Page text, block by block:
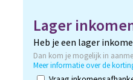
Lager
Heb je een lager
Dan kom je mogelijk in
Meer informatie over de